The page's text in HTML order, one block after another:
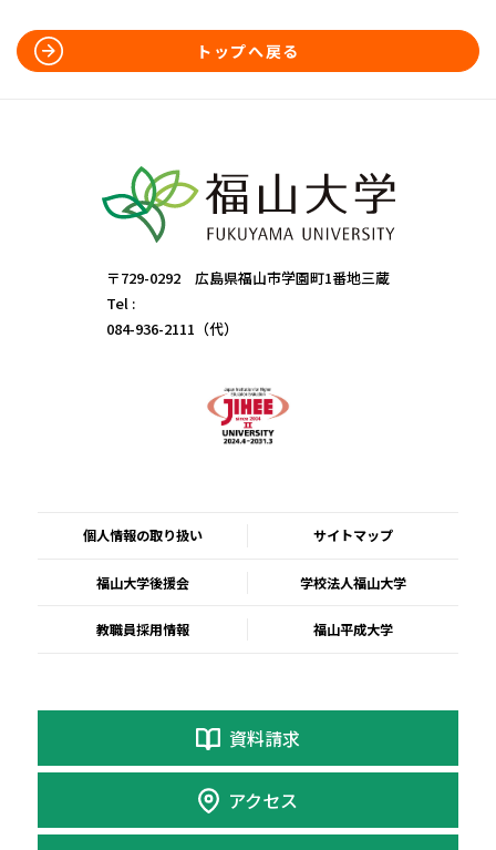
トップへ戻る
〒729-0292 広島県福山市学園町1番地三蔵
Tel :
084-936-2111（代）
個人情報の取り扱い サイトマップ
福山大学後援会 学校法人福山大学
教職員採用情報 福山平成大学
資料請求
アクセス